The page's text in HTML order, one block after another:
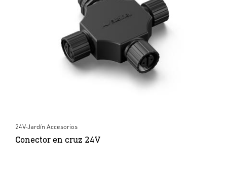
24V-Jardín Accesorios
Conector en cruz 24V